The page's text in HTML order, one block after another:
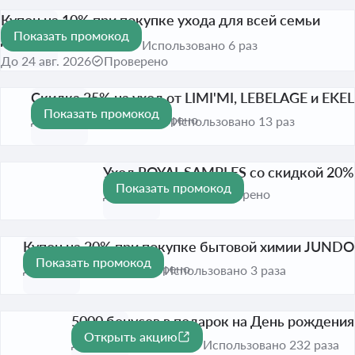
-10%
Купон на 10% при покупке ухода для всей семьи
ДИТАЛИР
До 24 авг. 2026 Проверено
Показать промокод
Использовано 6 раз
-25%
Скидка 25% на уход от LIMI'MI, LEBELAGE и EKEL
До 16 авг. 2026 Проверено
Показать промокод
Использовано 13 раз
-20%
Уход ROYAL SAMPLES со скидкой 20%
До 31 авг. 2026 Проверено
Показать промокод
-20%
Купон на 20% при покупке бытовой химии JUNDO
До 31 авг. 2026 Проверено
Показать промокод
Использовано 3 раза
5000 бонусов в подарок на День рождения
До 31 авг. 2026
Открыть акцию
Использовано 232 раза